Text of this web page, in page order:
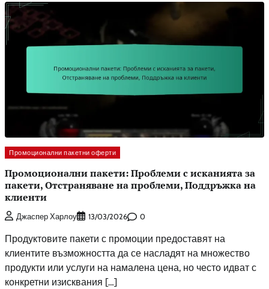
Промоционални пакетни оферти
Промоционални пакети: Проблеми с исканията за
пакети, Отстраняване на проблеми, Поддръжка на
клиенти
Джаспер Харлоу 13/03/2026 0
Продуктовите пакети с промоции предоставят на
клиентите възможността да се насладят на множество
продукти или услуги на намалена цена, но често идват с
конкретни изисквания […]